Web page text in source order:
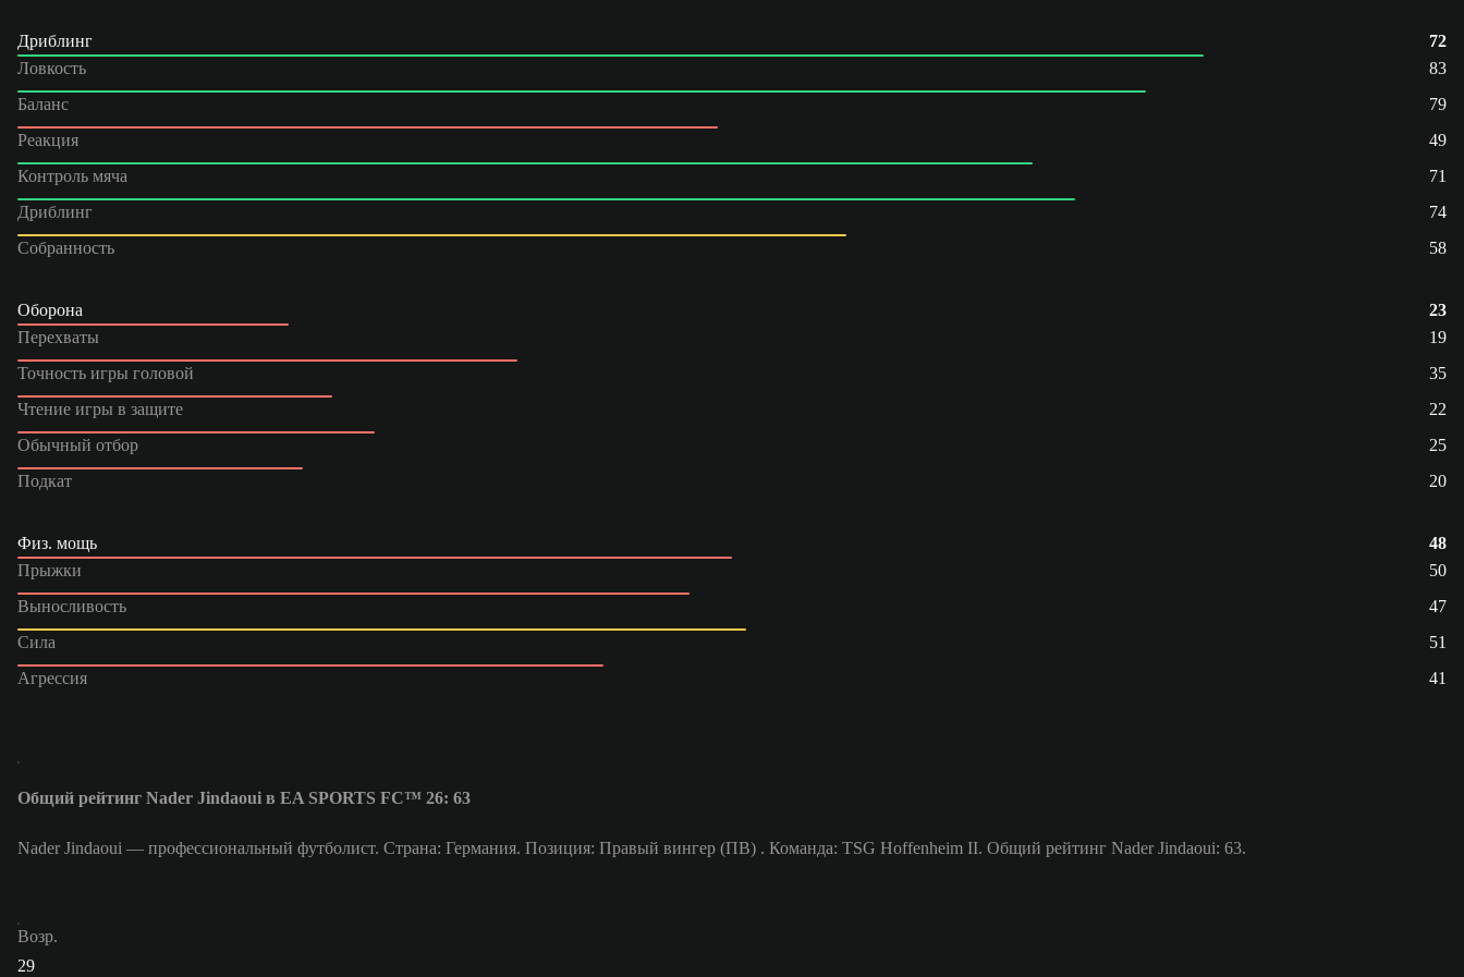
Дриблинг
72
Ловкость
83
Баланс
79
Реакция
49
Контроль мяча
71
Дриблинг
74
Собранность
58
Оборона
23
Перехваты
19
Точность игры головой
35
Чтение игры в защите
22
Обычный отбор
25
Подкат
20
Физ. мощь
48
Прыжки
50
Выносливость
47
Сила
51
Агрессия
41
Общий рейтинг Nader Jindaoui в EA SPORTS FC™ 26: 63
Nader Jindaoui — профессиональный футболист. Страна: Германия. Позиция: Правый вингер (ПВ) . Команда: TSG Hoffenheim II. Общий рейтинг Nader Jindaoui: 63.
Возр.
29